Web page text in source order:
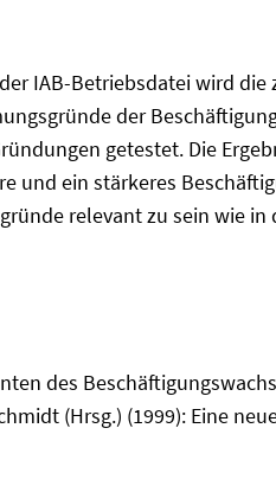
IAB-Betriebsdatei wird
der
getestet. Die
und ein stärkeres
relevant zu sein wie in
des
(Hrsg.) (1999): Eine